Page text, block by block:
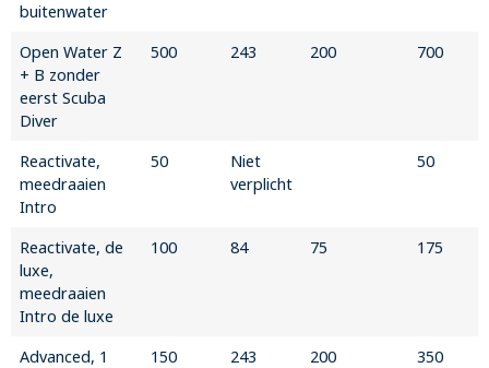
buitenwater
Open Water Z
+ B zonder
eerst Scuba
Diver
500 243 200 700
Reactivate,
meedraaien
Intro
50
Niet
verplicht
50
Reactivate, de
luxe,
meedraaien
Intro de luxe
100 84 75 175
Advanced, 1
150 243 200 350